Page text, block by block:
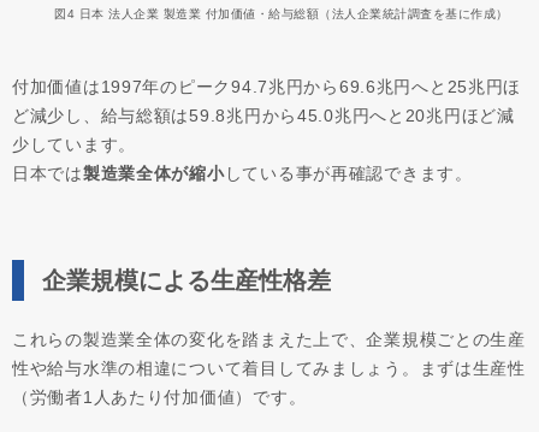
図4 日本 法人企業 製造業 付加価値・給与総額（法人企業統計調査を基に作成）
付加価値は1997年のピーク94.7兆円から69.6兆円へと25兆円ほ
ど減少し、給与総額は59.8兆円から45.0兆円へと20兆円ほど減
少しています。
日本では製造業全体が縮小している事が再確認できます。
企業規模による生産性格差
これらの製造業全体の変化を踏まえた上で、企業規模ごとの生産
性や給与水準の相違について着目してみましょう。まずは生産性
（労働者1人あたり付加価値）です。